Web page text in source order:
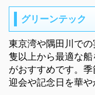
グリーンテック
東京湾や隅田川で
隻以上から最適な船
がおすすめです。
迎会や記念日を華や